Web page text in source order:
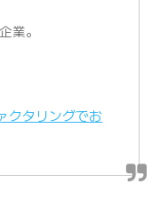
業。
クタリングでお